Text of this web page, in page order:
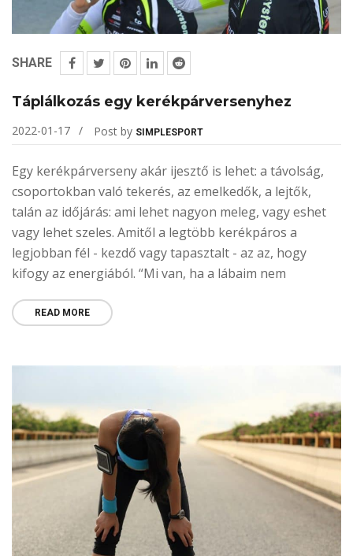
SHARE
Táplálkozás egy kerékpárversenyhez
2022-01-17 Post by SIMPLESPORT
Egy kerékpárverseny akár ijesztő is lehet: a távolság,
csoportokban való tekerés, az emelkedők, a lejtők,
talán az időjárás: ami lehet nagyon meleg, vagy eshet
vagy lehet szeles. Amitől a legtöbb kerékpáros a
legjobban fél - kezdő vagy tapasztalt - az az, hogy
kifogy az energiából. “Mi van, ha a lábaim nem
READ MORE